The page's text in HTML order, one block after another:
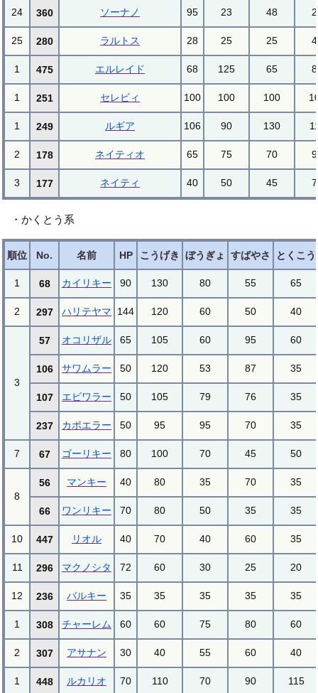
24 360 ソーナノ 95 23 48
25 280 ラルトス 28 25 25
1 475 エルレイド 68 125 65
1 251 セレビィ 100 100 100
1 249 ルギア 106 90 130
2 178 ネイティオ 65 75 70
3 177 ネイティ 40 50 45
・かくとう系
順位 No. 名前 HP こうげき ぼうぎょ すばやさ とくこう
1 68 カイリキー 90 130 80 55 65
2 297 ハリテヤマ 144 120 60 50 40
3
57 オコリザル 65 105 60 95 60
106 サワムラー 50 120 53 87 35
107 エビワラー 50 105 79 76 35
237 カポエラー 50 95 95 70 35
7 67 ゴーリキー 80 100 70 45 50
8
56 マンキー 40 80 35 70 35
66 ワンリキー 70 80 50 35 35
10 447 リオル 40 70 40 60 35
11 296 マクノシタ 72 60 30 25 20
12 236 バルキー 35 35 35 35 35
1 308 チャーレム 60 60 75 80 60
2 307 アサナン 30 40 55 60 40
1 448 ルカリオ 70 110 70 90 115